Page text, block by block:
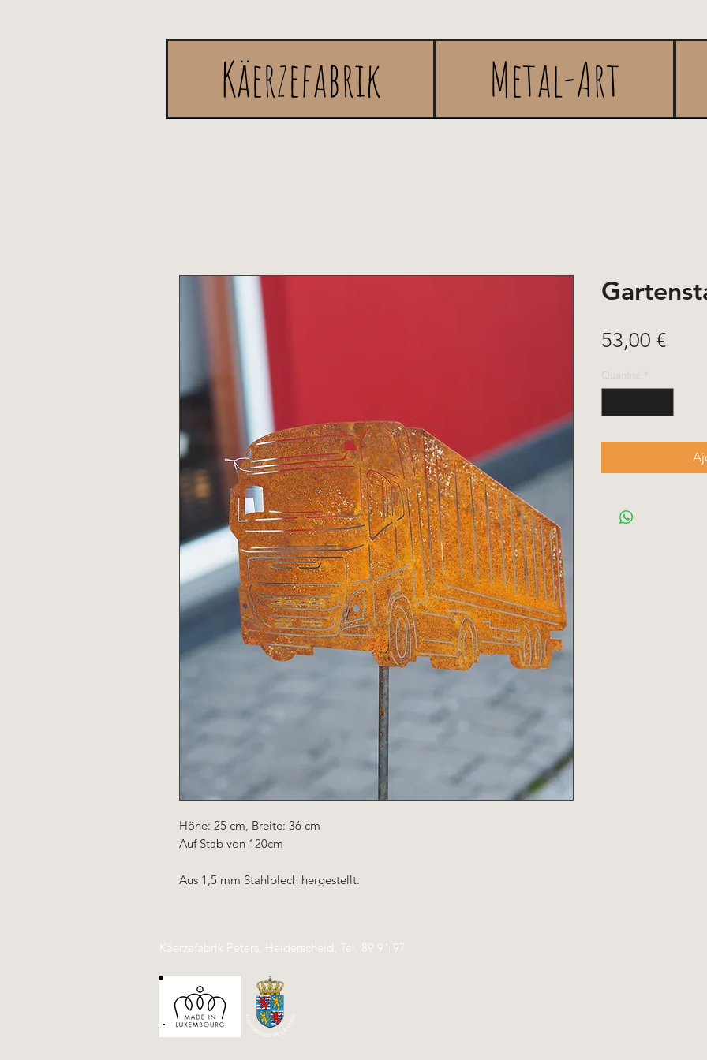
Käerzefabrik Metal-Art
Höhe: 25 cm, Breite: 36 cm
Auf Stab von 120cm
Aus 1,5 mm Stahlblech hergestellt.
53,00 €Prix
Quantité
Käerzefabrik Peters, Heiderscheid, Tel. 89 91 97